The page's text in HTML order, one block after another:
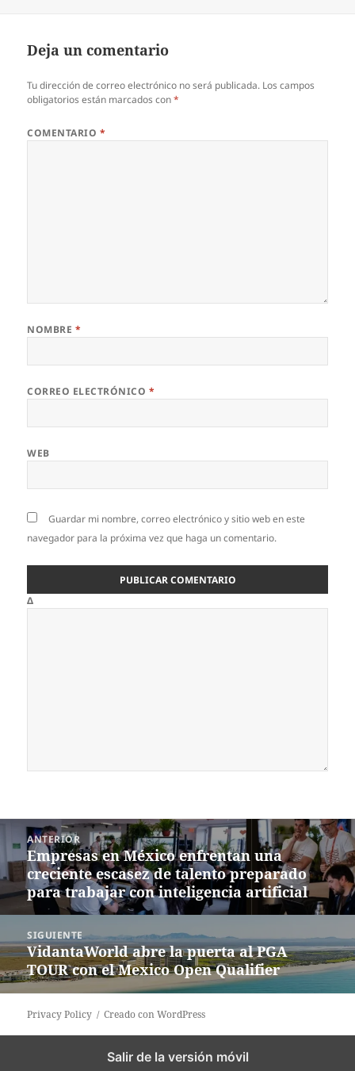
Deja un comentario
Tu dirección de correo electrónico no será publicada. Los campos
obligatorios están marcados con*
COMENTARIO *
NOMBRE *
CORREO ELECTRÓNICO *
WEB
Guardar mi nombre, correo electrónico y sitio web en este
navegador para la próxima vez que haga un comentario.
Δ
Navegación
de
entradas
ANTERIOR
Entrada
anterior:
Empresas en México enfrentan una
creciente escasez de talento preparado
para trabajar con inteligencia artificial
SIGUIENTE
Siguiente
entrada:
VidantaWorld abre la puerta al PGA
TOUR con el Mexico Open Qualifier
Privacy Policy Creado con WordPress
Salir de la versión móvil